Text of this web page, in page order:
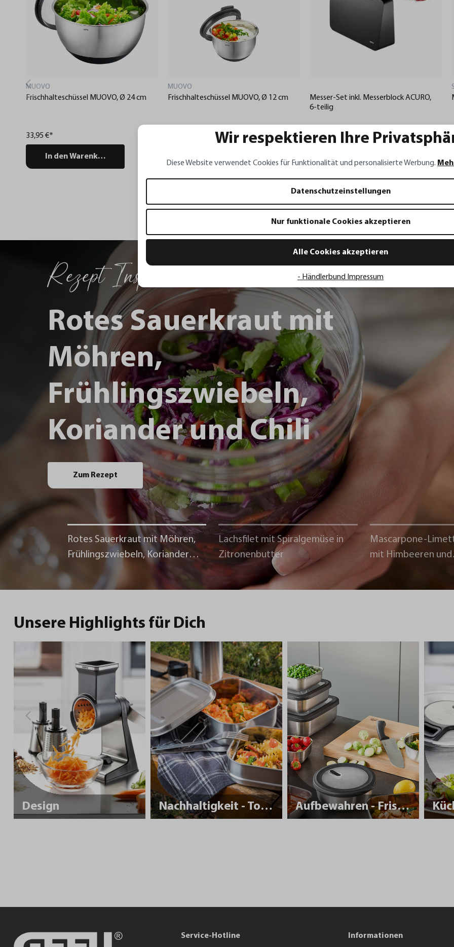
MUOVO
Frischhalteschüssel MUOVO, Ø 24 cm
33,95 €*
In den Warenkorb
MUOVO
Frischhalteschüssel MUOVO, Ø 12 cm
Messer-Set inkl. Messerblock ACURO,
6-teilig
249,95 €* 419,70 €*
Rezept Inspirationen
Rotes Sauerkraut mit
Möhren,
Frühlingszwiebeln,
Koriander und Chili
Zum Rezept
Rotes Sauerkraut mit Möhren,
Frühlingszwiebeln, Koriander
Lachsfilet mit Spiralgemüse in
Zitronenbutter
Mascarpone-
mit Himbeeren und
Unsere Highlights für Dich
Design Nachhaltigkeit - To Go Aufbewahren - Frisch halten
Service-Hotline Informationen
Wir respektieren Ihre
Diese Website verwendet Cookies für Funktionalität und personalisierte Werbung.
Datenschutzeinstellungen
Nur funktionale Cookies akzeptieren
Alle Cookies akzeptieren
- Händlerbund Impressum